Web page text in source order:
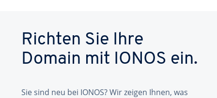
Richten Sie Ihre
Domain mit IONOS ein.
Sie sind neu bei IONOS? Wir zeigen Ihnen, was